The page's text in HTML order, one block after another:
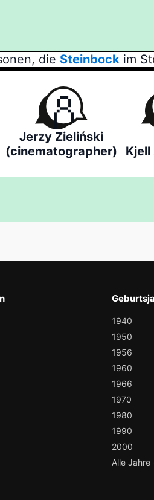
die Steinbock im
Jerzy Zieliński
(cinematographer)
1940
1950
1956
1960
1966
1970
1980
1990
2000
Alle